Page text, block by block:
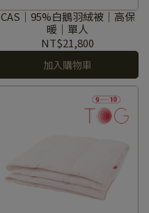
CAS｜95%白鵝羽絨被｜高保
暖｜單人
NT$21,800
加入購物車